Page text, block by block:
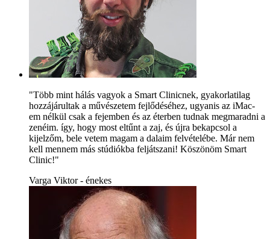
"Több mint hálás vagyok a Smart Clinicnek, gyakorlatilag
hozzájárultak a művészetem fejlődéséhez, ugyanis az iMac-
em nélkül csak a fejemben és az éterben tudnak megmaradni a
zenéim. így, hogy most eltűnt a zaj, és újra bekapcsol a
kijelzőm, bele vetem magam a dalaim felvételébe. Már nem
kell mennem más stúdiókba feljátszani! Köszönöm Smart
Clinic!"
Varga Viktor - énekes